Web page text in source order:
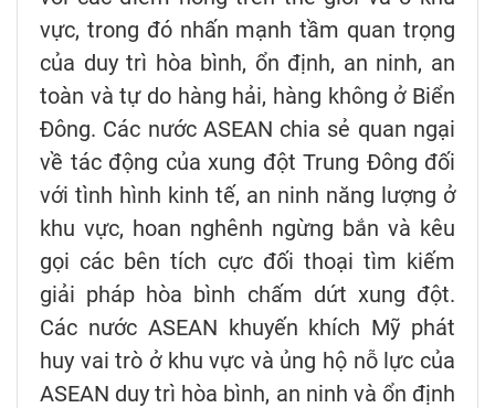
vực, trong đó nhấn mạnh tầm quan trọng
của duy trì hòa bình, ổn định, an ninh, an
toàn và tự do hàng hải, hàng không ở Biển
Đông. Các nước ASEAN chia sẻ quan ngại
về tác động của xung đột Trung Đông đối
với tình hình kinh tế, an ninh năng lượng ở
khu vực, hoan nghênh ngừng bắn và kêu
gọi các bên tích cực đối thoại tìm kiếm
giải pháp hòa bình chấm dứt xung đột.
Các nước ASEAN khuyến khích Mỹ phát
huy vai trò ở khu vực và ủng hộ nỗ lực của
ASEAN duy trì hòa bình, an ninh và ổn định